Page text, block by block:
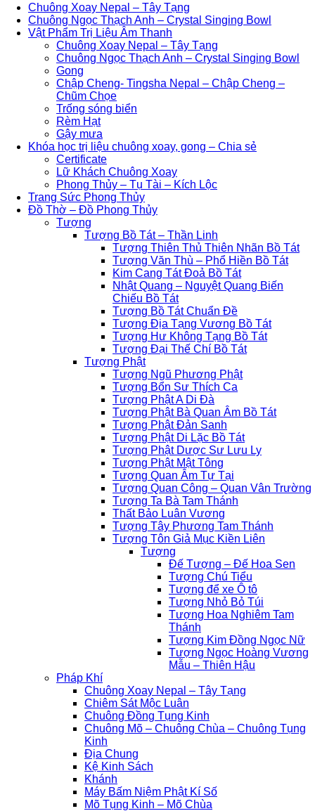
Chuông Xoay Nepal – Tây Tạng
Chuông Ngọc Thạch Anh – Crystal Singing Bowl
Vật Phẩm Trị Liệu Âm Thanh
Chuông Xoay Nepal – Tây Tạng
Chuông Ngọc Thạch Anh – Crystal Singing Bowl
Gong
Chập Cheng- Tingsha Nepal – Chập Cheng –
Chũm Chọe
Trống sóng biển
Rèm Hạt
Gậy mưa
Khóa học trị liệu chuông xoay, gong – Chia sẻ
Certificate
Lữ Khách Chuông Xoay
Phong Thủy – Tụ Tài – Kích Lộc
Trang Sức Phong Thủy
Đồ Thờ – Đồ Phong Thủy
Tượng
Tượng Bồ Tát – Thần Linh
Tượng Thiên Thủ Thiên Nhãn Bồ Tát
Tượng Văn Thù – Phổ Hiền Bồ Tát
Kim Cang Tát Đoả Bồ Tát
Nhật Quang – Nguyệt Quang Biến
Chiếu Bồ Tát
Tượng Bồ Tát Chuẩn Đề
Tượng Địa Tạng Vương Bồ Tát
Tượng Hư Không Tạng Bồ Tát
Tượng Đại Thế Chí Bồ Tát
Tượng Phật
Tượng Ngũ Phương Phật
Tượng Bổn Sư Thích Ca
Tượng Phật A Di Đà
Tượng Phật Bà Quan Âm Bồ Tát
Tượng Phật Đản Sanh
Tượng Phật Di Lặc Bồ Tát
Tượng Phật Dược Sư Lưu Ly
Tượng Phật Mật Tông
Tượng Quan Âm Tự Tại
Tượng Quan Công – Quan Vân Trường
Tượng Ta Bà Tam Thánh
Thất Bảo Luân Vương
Tượng Tây Phương Tam Thánh
Tượng Tôn Giả Mục Kiền Liên
Tượng
Đế Tượng – Đế Hoa Sen
Tượng Chú Tiểu
Tượng để xe Ô tô
Tượng Nhỏ Bỏ Túi
Tượng Hoa Nghiêm Tam
Thánh
Tượng Kim Đồng Ngọc Nữ
Tượng Ngọc Hoàng Vương
Mẫu – Thiên Hậu
Pháp Khí
Chuông Xoay Nepal – Tây Tạng
Chiêm Sát Mộc Luân
Chuông Đồng Tụng Kinh
Chuông Mõ – Chuông Chùa – Chuông Tụng
Kinh
Địa Chung
Kệ Kinh Sách
Khánh
Máy Bấm Niệm Phật Kí Số
Mõ Tụng Kinh – Mõ Chùa